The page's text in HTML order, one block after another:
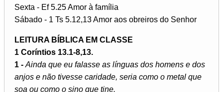
Sexta - Ef 5.25 Amor à família
Sábado - 1 Ts 5.12,13 Amor aos obreiros do Senhor
LEITURA BÍBLICA EM CLASSE
1 Coríntios 13.1-8,13.
1 - Ainda que eu falasse as línguas dos homens e dos
anjos e não tivesse caridade, seria como o metal que
soa ou como o sino que tine.